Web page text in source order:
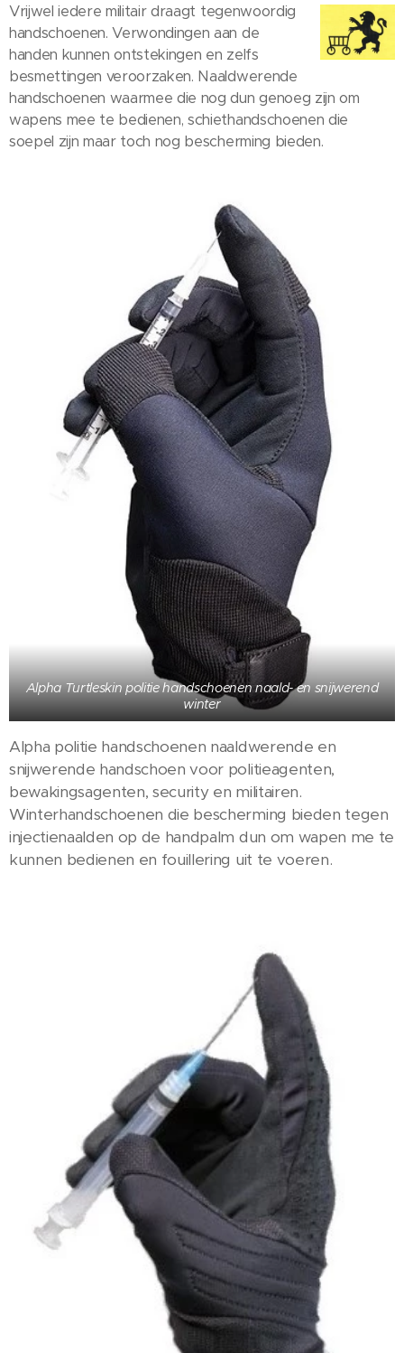
Vrijwel iedere militair draagt tegenwoordig
handschoenen. Verwondingen aan de
handen kunnen ontstekingen en zelfs
besmettingen veroorzaken. Naaldwerende
handschoenen waarmee die nog dun genoeg zijn om
wapens mee te bedienen, schiethandschoenen die
soepel zijn maar toch nog bescherming bieden.
Alpha Turtleskin politie handschoenen naald- en snijwerend
winter
Alpha politie handschoenen naaldwerende en
snijwerende handschoen voor politieagenten,
bewakingsagenten, security en militairen.
Winterhandschoenen die bescherming bieden tegen
injectienaalden op de handpalm dun om wapen me te
kunnen bedienen en fouillering uit te voeren.